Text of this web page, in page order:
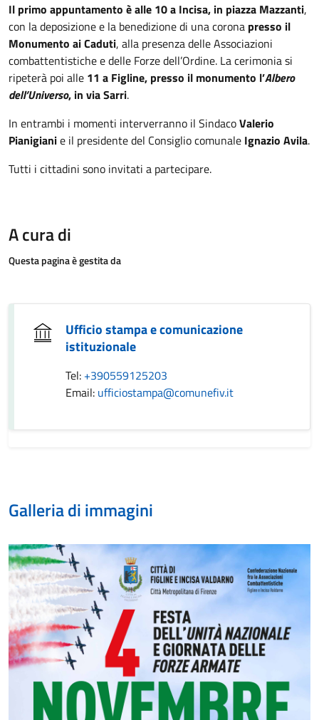
Il primo appuntamento è alle 10 a Incisa, in piazza Mazzanti,
con la deposizione e la benedizione di una corona presso il
Monumento ai Caduti, alla presenza delle Associazioni
combattentistiche e delle Forze dell’Ordine. La cerimonia si
ripeterà poi alle 11 a Figline, presso il monumento l’Albero
dell’Universo, in via Sarri.
In entrambi i momenti interverranno il SindacoValerio
Pianigianie il presidente del Consiglio comunale Ignazio Avila.
Tutti i cittadini sono invitati a partecipare.
A cura di
Questa pagina è gestita da
Ufficio stampa e comunicazione
istituzionale
Tel: +390559125203
Email: ufficiostampa@comunefiv.it
Galleria di immagini